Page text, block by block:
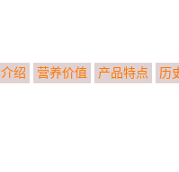
绍 营养价值 产品特点 历